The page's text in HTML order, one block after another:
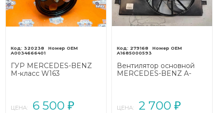
320238
A0034666401
ГУР MERCEDES-BENZ
M-класс W163
ЦЕНА: 6 500 ₽
279168
A1685000593
Вентилятор основной
MERCEDES-BENZ A-
ЦЕНА: 2 700 ₽